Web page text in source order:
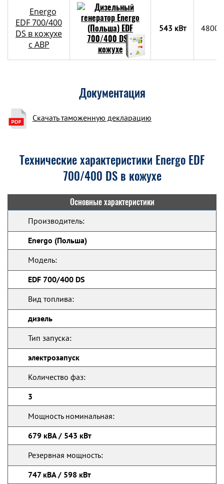
Energo
EDF 700/400
DS в кожухе
с АВР
543 кВт
Документация
Скачать таможенную декларацию
Технические характеристики Energo EDF
700/400 DS в кожухе
Основные характеристики
Производитель:
Energo (Польша)
Модель:
EDF 700/400 DS
Вид топлива:
дизель
Тип запуска:
электрозапуск
Количество фаз:
3
Мощность номинальная:
679 кВА / 543 кВт
Резервная мощность:
747 кВА / 598 кВт